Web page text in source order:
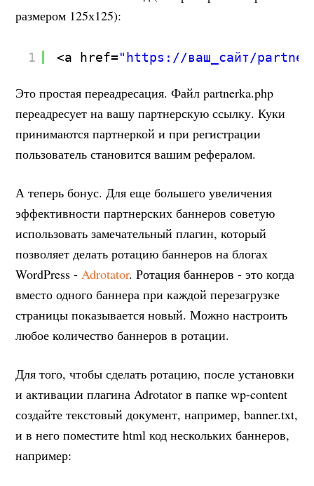
размером 125х125):
1 <a href="https://ваш_сайт/
Это простая переадресация. Файл partnerka.php
переадресует на вашу партнерскую ссылку. Куки
принимаются партнеркой и при регистрации
пользователь становится вашим рефералом.
А теперь бонус. Для еще большего увеличения
эффективности партнерских баннеров советую
использовать замечательный плагин, который
позволяет делать ротацию баннеров на блогах
WordPress -Adrotator. Ротация баннеров - это когда
вместо одного баннера при каждой перезагрузке
страницы показывается новый. Можно настроить
любое количество баннеров в ротации.
Для того, чтобы сделать ротацию, после установки
и активации плагина Adrotator в папке wp-content
создайте текстовый документ, например, banner.txt,
и в него поместите html код нескольких баннеров,
например: